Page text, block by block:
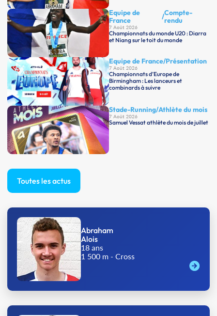
Equipe de
France
/Compte-
rendu
7 Août 2026
Championnats du monde U20 : Diarra
et Niang sur le toit du monde
Equipe de France/Présentation
7 Août 2026
Championnats d’Europe de
Birmingham : Les lanceurs et
combinards à suivre
Stade-Running/Athlète du mois
7 Août 2026
Samuel Vessat athlète du mois de juillet
Toutes les actus
Abraham
Alois
18 ans
1 500 m - Cross